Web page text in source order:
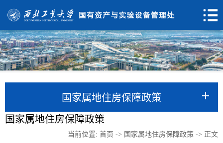
国家属地住房保障政策
国家属地住房保障政策
当前位置: 首页 -> 国家属地住房保障政策 -> 正文